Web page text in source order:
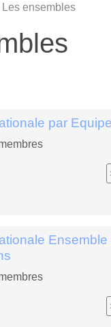
Les ensembles
par
Ensemble